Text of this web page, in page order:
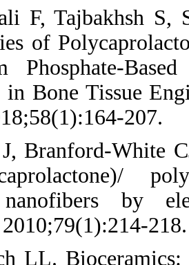
7. Hajiali F,
Properties of
Calcium
Glasses in
Rev.
8. Han J,
poly(ε-
blend
Polym.
9. Hench LL.